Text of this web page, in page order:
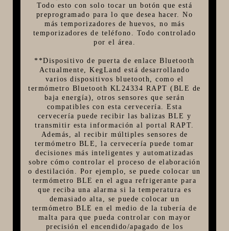
Todo esto con solo tocar un botón que está
preprogramado para lo que desea hacer. No
más temporizadores de huevos, no más
temporizadores de teléfono. Todo controlado
por el área.
**Dispositivo de puerta de enlace Bluetooth
Actualmente, KegLand está desarrollando
varios dispositivos bluetooth, como el
termómetro Bluetooth KL24334 RAPT (BLE de
baja energía), otros sensores que serán
compatibles con esta cervecería. Esta
cervecería puede recibir las balizas BLE y
transmitir esta información al portal RAPT.
Además, al recibir múltiples sensores de
termómetro BLE, la cervecería puede tomar
decisiones más inteligentes y automatizadas
sobre cómo controlar el proceso de elaboración
o destilación. Por ejemplo, se puede colocar un
termómetro BLE en el agua refrigerante para
que reciba una alarma si la temperatura es
demasiado alta, se puede colocar un
termómetro BLE en el medio de la tubería de
malta para que pueda controlar con mayor
precisión el encendido/apagado de los